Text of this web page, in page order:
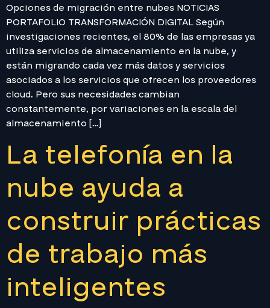
Opciones de migración entre nubes NOTICIAS
PORTAFOLIO TRANSFORMACIÓN DIGITAL Según
investigaciones recientes, el 80% de las empresas ya
utiliza servicios de almacenamiento en la nube, y
están migrando cada vez más datos y servicios
asociados a los servicios que ofrecen los proveedores
cloud. Pero sus necesidades cambian
constantemente, por variaciones en la escala del
almacenamiento […]
La telefonía en la
nube ayuda a
construir prácticas
de trabajo más
inteligentes